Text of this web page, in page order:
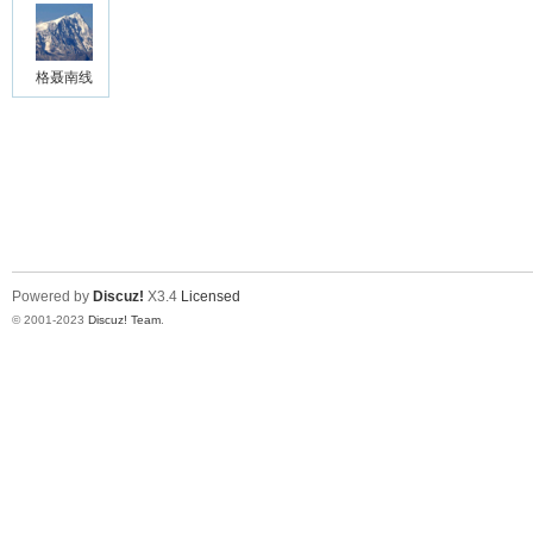
格聂南线
Powered by Discuz! X3.4 Licensed
© 2001-2023 Discuz! Team